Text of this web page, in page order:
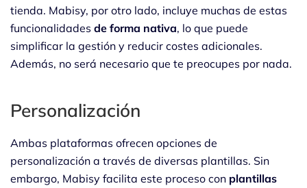
tienda. Mabisy, por otro lado, incluye muchas de estas
funcionalidades de forma nativa, lo que puede
simplificar la gestión y reducir costes adicionales.
Además, no será necesario que te preocupes por nada.
Personalización
Ambas plataformas ofrecen opciones de
personalización a través de diversas plantillas. Sin
embargo, Mabisy facilita este proceso con plantillas